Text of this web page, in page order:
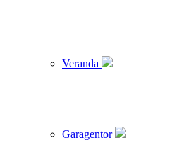
Veranda
Garagentor